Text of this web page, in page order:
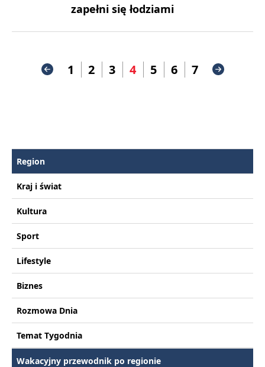
zapełni się łodziami
1 2 3 4 5 6 7
Region
Kraj i świat
Kultura
Sport
Lifestyle
Biznes
Rozmowa Dnia
Temat Tygodnia
Wakacyjny przewodnik po regionie